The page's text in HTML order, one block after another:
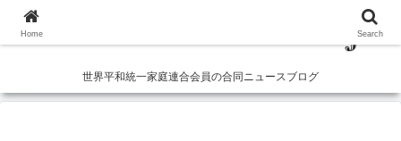
世界平和統一家庭連合会員の合同ニュースブログ
Home Search